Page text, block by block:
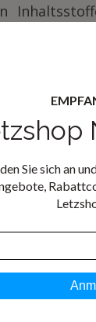
auf Qualität
neuen
Sie sich an